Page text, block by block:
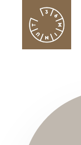
Ela Buda